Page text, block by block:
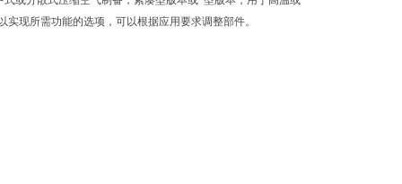
现所需功能的选项，可以根据应用要求调整部件。